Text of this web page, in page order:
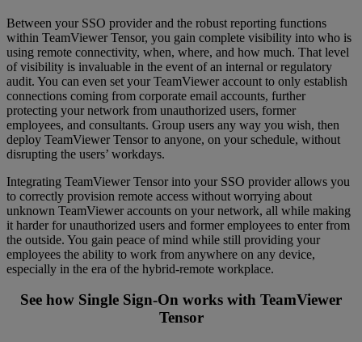
Between your SSO provider and the robust reporting functions
within TeamViewer Tensor, you gain complete visibility into who is
using remote connectivity, when, where, and how much. That level
of visibility is invaluable in the event of an internal or regulatory
audit. You can even set your TeamViewer account to only establish
connections coming from corporate email accounts, further
protecting your network from unauthorized users, former
employees, and consultants. Group users any way you wish, then
deploy TeamViewer Tensor to anyone, on your schedule, without
disrupting the users’ workdays.
Integrating TeamViewer Tensor into your SSO provider allows you
to correctly provision remote access without worrying about
unknown TeamViewer accounts on your network, all while making
it harder for unauthorized users and former employees to enter from
the outside. You gain peace of mind while still providing your
employees the ability to work from anywhere on any device,
especially in the era of the hybrid-remote workplace.
See how Single Sign-On works with TeamViewer
Tensor